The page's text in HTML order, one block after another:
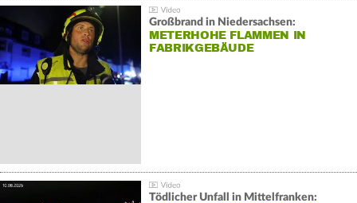
Großbrand in Niedersachsen:
METERHOHE FLAMMEN IN
FABRIKGEBÄUDE
Tödlicher Unfall in Mittelfranken: